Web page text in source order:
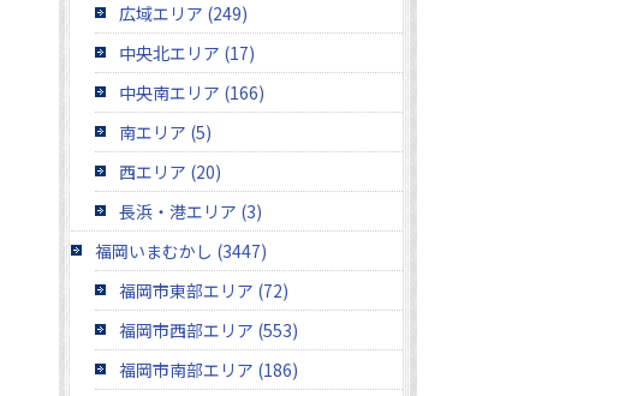
広域エリア (249)
中央北エリア (17)
中央南エリア (166)
南エリア (5)
西エリア (20)
長浜・港エリア (3)
福岡いまむかし (3447)
福岡市東部エリア (72)
福岡市西部エリア (553)
福岡市南部エリア (186)